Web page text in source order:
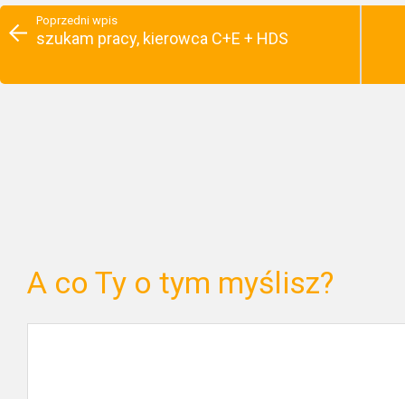
Poprzedni wpis
szukam pracy, kierowca C+E + HDS
A co Ty o tym myślisz?